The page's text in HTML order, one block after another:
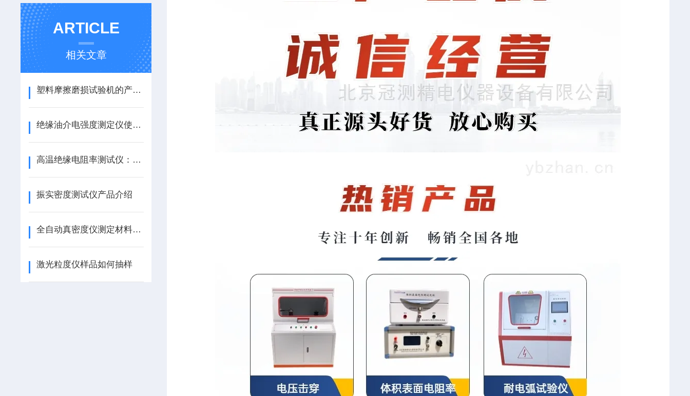
ARTICLE
相关文章
塑料摩擦磨损试验机的产品优势都有哪些？
绝缘油介电强度测定仪使用注意事项
高温绝缘电阻率测试仪：材料电学性能检测的关键设备
振实密度测试仪产品介绍
全自动真密度仪测定材料密度的原理
激光粒度仪样品如何抽样